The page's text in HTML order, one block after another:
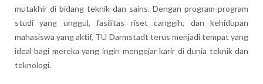
mutakhir di bidang teknik dan sains. Dengan program-program
studi yang unggul, fasilitas riset canggih, dan kehidupan
mahasiswa yang aktif, TU Darmstadt terus menjadi tempat yang
ideal bagi mereka yang ingin mengejar karir di dunia teknik dan
teknologi.